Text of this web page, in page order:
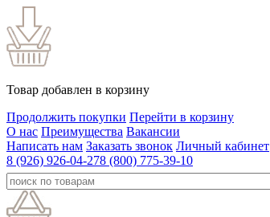
Товар добавлен в корзину
Продолжить покупки Перейти в корзину
О нас Преимущества Вакансии
Написать нам Заказать звонок Личный кабинет
8 (926) 926-04-278 (800) 775-39-10